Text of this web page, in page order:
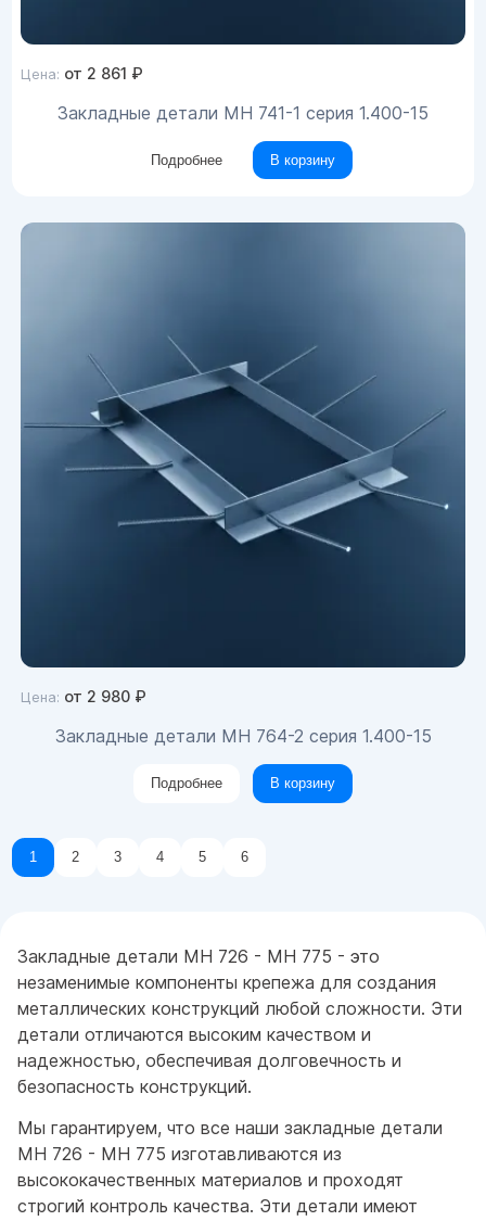
Цена: от 2 861 ₽
Закладные детали МН 741-1 серия 1.400-15
Подробнее В корзину
Цена: от 2 980 ₽
Закладные детали МН 764-2 серия 1.400-15
Подробнее В корзину
1 2 3 4 5 6
Закладные детали МН 726 - МН 775 - это
незаменимые компоненты крепежа для создания
металлических конструкций любой сложности. Эти
детали отличаются высоким качеством и
надежностью, обеспечивая долговечность и
безопасность конструкций.
Мы гарантируем, что все наши закладные детали
МН 726 - МН 775 изготавливаются из
высококачественных материалов и проходят
строгий контроль качества. Эти детали имеют